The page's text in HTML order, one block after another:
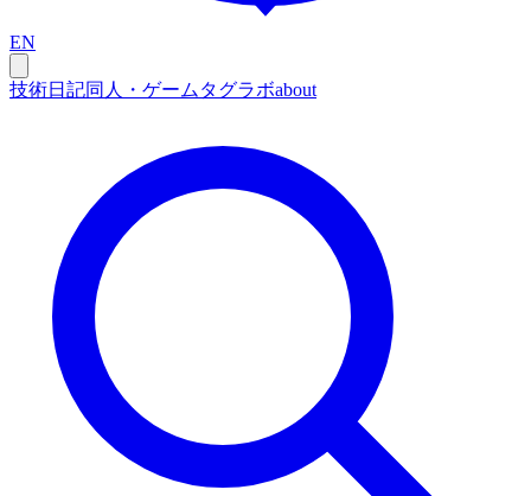
EN
技術日記同人・ゲーム タグラボabout